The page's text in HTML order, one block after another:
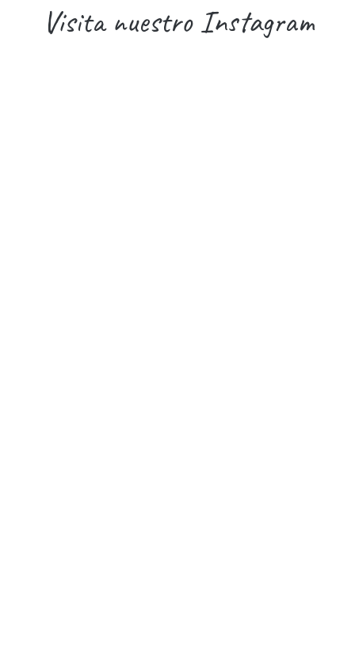
Visita nuestro Instagram